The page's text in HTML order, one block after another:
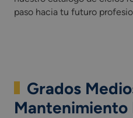
paso hacia tu futuro
Grados
Mantenimiento